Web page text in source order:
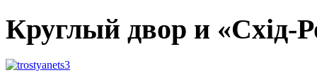
Круглый двор и «Схід-